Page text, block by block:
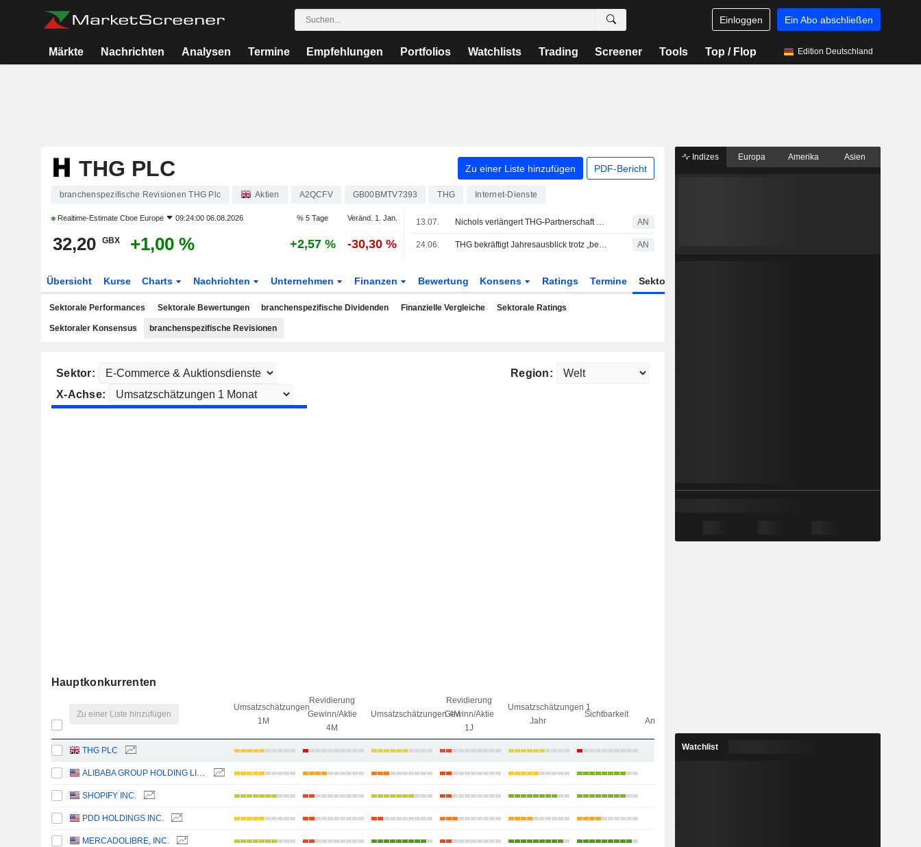
Einloggen Ein Abo abschließen
Märkte Nachrichten Analysen Termine Empfehlungen Portfolios Watchlists Trading Screener Tools Top / Flop Edition Deutschland
THG PLC Zu einer Liste hinzufügen PDF-Bericht
branchenspezifische Revisionen THG Plc Aktien A2QCFV GB00BMTV7393 THG Internet-Dienste
Realtime-Estimate Cboe Europe 09:24:00 06.08.2026 % 5 Tage Veränd. 1. Jan.
32,20 GBX +1,00 % +2,57 % -30,30 %
13.07. Nichols verlängert THG-Partnerschaft mit Einführung einer Proteinwasser-Produktreihe AN
24.06. THG bekräftigt Jahresausblick trotz „beispielloser“ Molken-Inflation AN
Übersicht Kurse Charts Nachrichten Unternehmen Finanzen Bewertung Konsens Ratings Termine Sektor
Sektorale Performances Sektorale Bewertungen branchenspezifische Dividenden Finanzielle Vergleiche Sektorale Ratings
Sektoraler Konsensus branchenspezifische Revisionen
Sektor:
Region:
X-Achse:
Hauptkonkurrenten
Zu einer Liste hinzufügen
Umsatzschätzungen
1M
Revidierung
Gewinn/Aktie
4M
Umsatzschätzungen 4M
Revidierung
Gewinn/Aktie
1J
Umsatzschätzungen 1
Jahr
Sichtbarkeit
Analysten
THG PLC
ALIBABA GROUP HOLDING LIMITED
SHOPIFY INC.
PDD HOLDINGS INC.
MERCADOLIBRE, INC.
Indizes Europa Amerika Asien
Watchlist